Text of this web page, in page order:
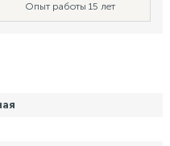
Опыт работы 15 лет